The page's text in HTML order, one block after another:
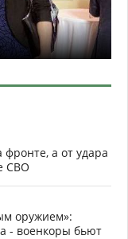
а от удара
СВО
оружием»:
- военкоры бьют